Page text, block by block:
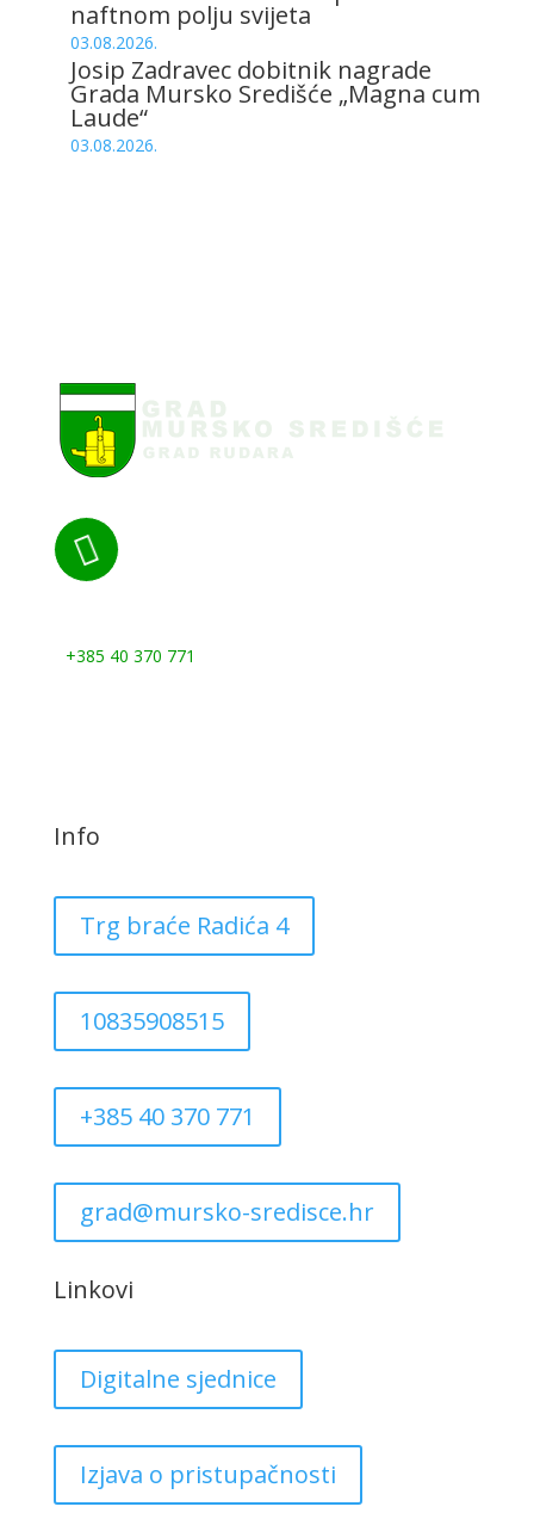
naftnom polju svijeta
03.08.2026.
Josip Zadravec dobitnik nagrade
Grada Mursko Središće „Magna cum
Laude“
03.08.2026.

+385 40 370 771
Info
Trg braće Radića 4
10835908515
+385 40 370 771
grad@mursko-sredisce.hr
Linkovi
Digitalne sjednice
Izjava o pristupačnosti